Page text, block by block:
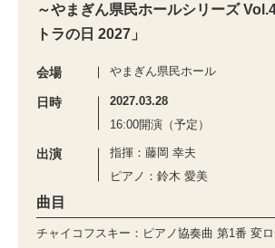
～やまぎん県民ホールシリーズ
トラの日 2027」
会場 やまぎん県民ホール
日時
2027.03.28
16:00開演（予定）
出演
指揮：藤岡 幸夫
ピアノ：鈴木 愛美
曲目
チャイコフスキー：ピアノ協奏曲 第1番 変